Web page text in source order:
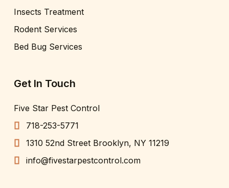
Insects Treatment
Rodent Services
Bed Bug Services
Get In Touch
Five Star Pest Control
718-253-5771
1310 52nd Street Brooklyn, NY 11219
info@fivestarpestcontrol.com